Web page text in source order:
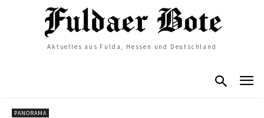
Aktuelles aus Fulda, Hessen und Deutschland
PANORAMA